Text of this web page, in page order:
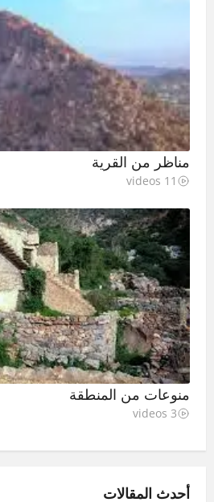
مناظر من القرية
11 videos
منوعات من المنطقة
3 videos
أحدث المقالات